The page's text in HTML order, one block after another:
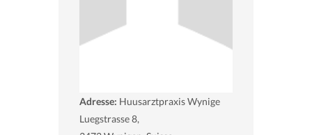
Adresse: Huusarztpraxis Wynige
Luegstrasse 8,